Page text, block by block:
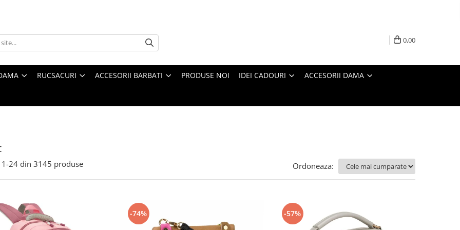
0,00
RUCSACURI ACCESORII BARBATI PRODUSE NOI IDEI CADOURI ACCESORII DAMA
1-24 din 3145 produse Ordoneaza:
-74% -57%